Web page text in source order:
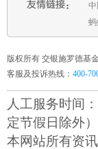
蚂
版权所有 交银施罗德基金
客服及投诉热线： 400-
人工服务时间
定节假日除外）
本网站所有资